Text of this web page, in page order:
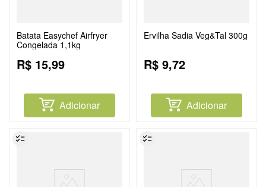
Batata Easychef Airfryer
Congelada 1,1kg
R$ 15,99
Adicionar
Ervilha Sadia Veg&Tal 300g
R$ 9,72
Adicionar